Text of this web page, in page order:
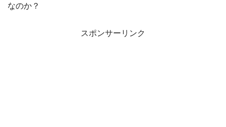
なのか？
スポンサーリンク